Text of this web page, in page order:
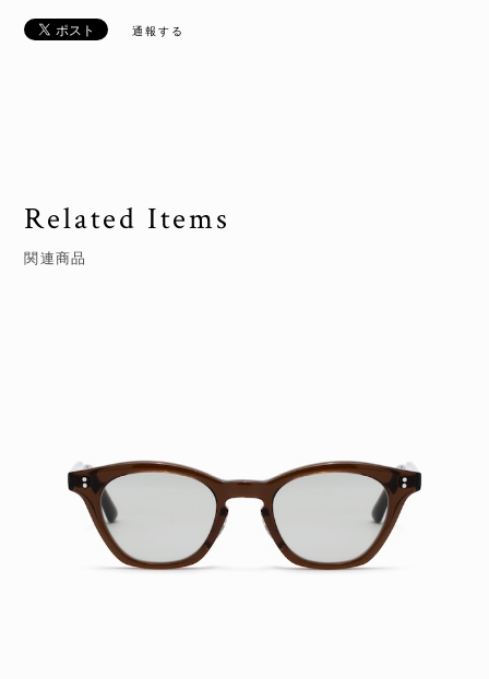
通報する
Related Items
関連商品